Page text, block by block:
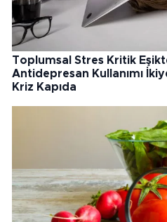
Toplumsal Stres Kritik
Antidepresan Kullanımı
Kriz Kapıda